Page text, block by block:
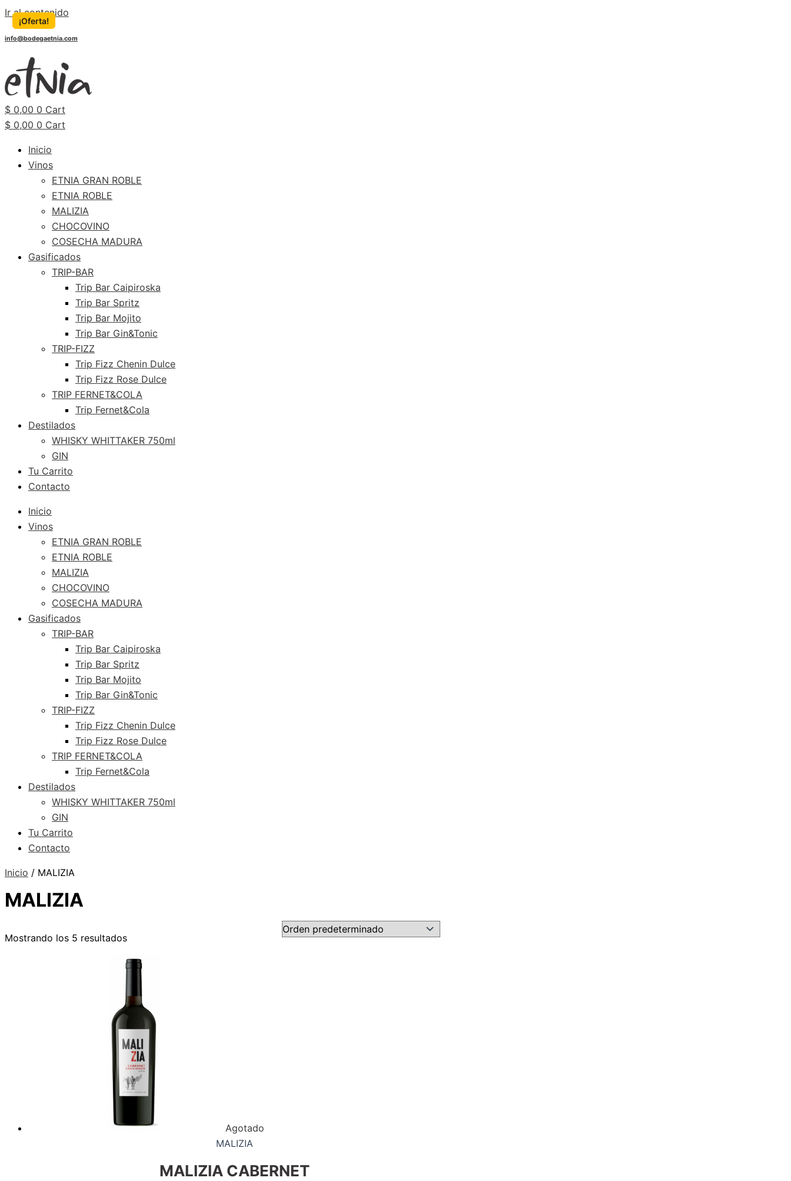
Ir al contenido
info@bodegaetnia.com
$ 0,00 0 Cart
$ 0,00 0 Cart
Inicio
Vinos
ETNIA GRAN ROBLE
ETNIA ROBLE
MALIZIA
CHOCOVINO
COSECHA MADURA
Gasificados
TRIP-BAR
Trip Bar Caipiroska
Trip Bar Spritz
Trip Bar Mojito
Trip Bar Gin&Tonic
TRIP-FIZZ
Trip Fizz Chenin Dulce
Trip Fizz Rose Dulce
TRIP FERNET&COLA
Trip Fernet&Cola
Destilados
WHISKY WHITTAKER 750ml
GIN
Tu Carrito
Contacto
Inicio
Vinos
ETNIA GRAN ROBLE
ETNIA ROBLE
MALIZIA
CHOCOVINO
COSECHA MADURA
Gasificados
TRIP-BAR
Trip Bar Caipiroska
Trip Bar Spritz
Trip Bar Mojito
Trip Bar Gin&Tonic
TRIP-FIZZ
Trip Fizz Chenin Dulce
Trip Fizz Rose Dulce
TRIP FERNET&COLA
Trip Fernet&Cola
Destilados
WHISKY WHITTAKER 750ml
GIN
Tu Carrito
Contacto
Inicio / MALIZIA
MALIZIA
Mostrando los 5 resultados
Agotado
¡Oferta!
MALIZIA
MALIZIA CABERNET
¡Oferta!
¡Oferta!
¡Oferta!
¡Oferta!